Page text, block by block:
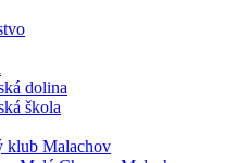
dolina
škola
klub Malachov